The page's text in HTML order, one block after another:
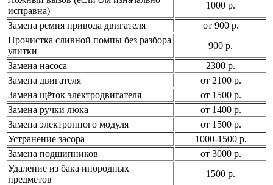
исправна)
1000 р.
Замена ремня привода двигателя
от 900 р.
Прочистка сливной помпы без разбора
улитки
900 р.
Замена насоса
2300 р.
Замена двигателя
от 2100 р.
Замена щёток электродвигателя
от 1500 р.
Замена ручки люка
от 1400 р.
Замена электронного модуля
от 1500 р.
Устранение засора
1000-1500 р.
Замена подшипников
от 3000 р.
Удаление из бака инородных
предметов
1500 р.